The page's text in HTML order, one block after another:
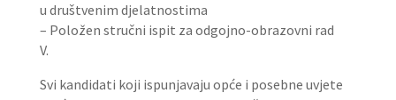
u društvenim djelatnostima
– Položen stručni ispit za odgojno-obrazovni rad
V.
Svi kandidati koji ispunjavaju opće i posebne uvjete